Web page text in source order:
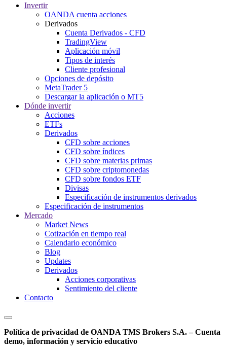
Invertir
OANDA cuenta acciones
Derivados
Cuenta Derivados - CFD
TradingView
Aplicación móvil
Tipos de interés
Cliente profesional
Opciones de depósito
MetaTrader 5
Descargar la aplicación o MT5
Dónde invertir
Acciones
ETFs
Derivados
CFD sobre acciones
CFD sobre índices
CFD sobre materias primas
CFD sobre criptomonedas
CFD sobre fondos ETF
Divisas
Especificación de instrumentos derivados
Especificación de instrumentos
Mercado
Market News
Cotización en tiempo real
Calendario económico
Blog
Updates
Derivados
Acciones corporativas
Sentimiento del cliente
Contacto
Política de privacidad de OANDA TMS Brokers S.A. – Cuenta
demo, información y servicio educativo